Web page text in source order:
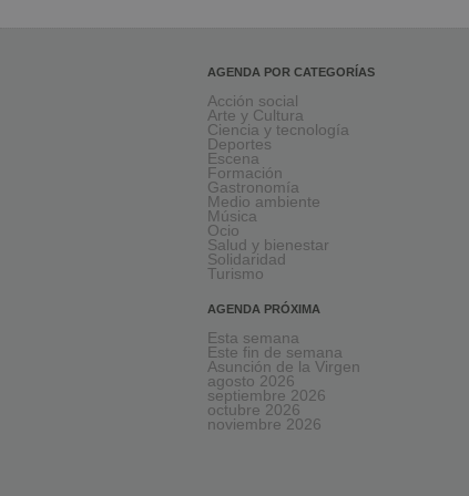
AGENDA POR CATEGORÍAS
Acción social
Arte y Cultura
Ciencia y tecnología
Deportes
Escena
Formación
Gastronomía
Medio ambiente
Música
Ocio
Salud y bienestar
Solidaridad
Turismo
AGENDA PRÓXIMA
Esta semana
Este fin de semana
Asunción de la Virgen
agosto 2026
septiembre 2026
octubre 2026
noviembre 2026